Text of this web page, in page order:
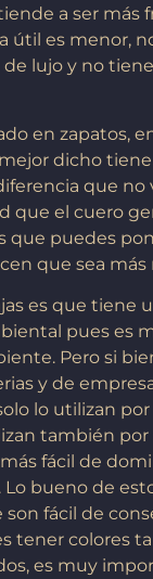
a ser más
útil es menor,
lujo y no
en zapatos,
dicho
que no
que el cuero
que puedes
que sea más
es que tiene
pues es
Pero si
y de
lo utilizan
también por
fácil de
Lo bueno de
son fácil de
tener colores
es muy